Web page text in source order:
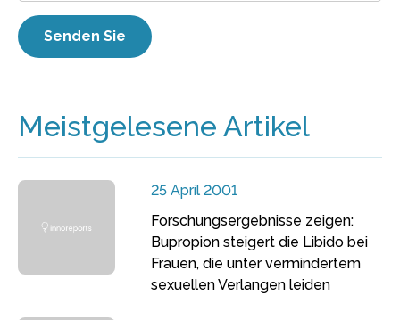
Meistgelesene Artikel
25 April 2001
Forschungsergebnisse zeigen:
Bupropion steigert die Libido bei
Frauen, die unter vermindertem
sexuellen Verlangen leiden